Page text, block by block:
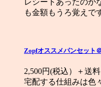
も金額もうろ覚えで
Zopfオススメパンセット
2,500円(税込）＋送
宅配する仕組みは色